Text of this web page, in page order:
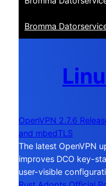
Bromma
OpenVPN 2.7.6
and mbedTLS
The latest OpenVPN
improves DCO key-
user-visible